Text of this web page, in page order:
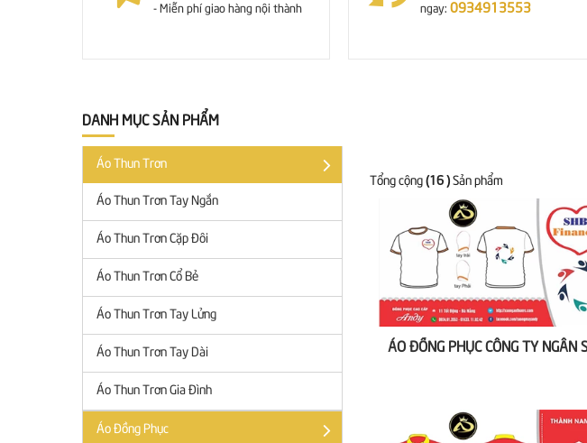
- Miễn phí giao hàng nội thành
ngay: 0934913553
DANH MỤC SẢN PHẨM
Áo Thun Trơn
Áo Thun Trơn Tay Ngắn
Áo Thun Trơn Cặp Đôi
Áo Thun Trơn Cổ Bẻ
Áo Thun Trơn Tay Lửng
Áo Thun Trơn Tay Dài
Áo Thun Trơn Gia Đình
Áo Đồng Phục
Tổng cộng (16 )Sản phẩm